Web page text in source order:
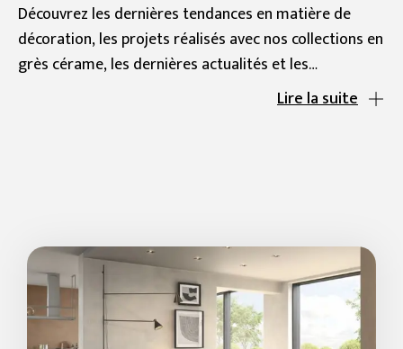
Découvrez les dernières tendances en matière de
décoration, les projets réalisés avec nos collections en
grès cérame, les dernières actualités et les
nombreuses solutions que Casalgrande Padana met à
disposition pour que vos projets soient uniques. Lisez
Lire la suite